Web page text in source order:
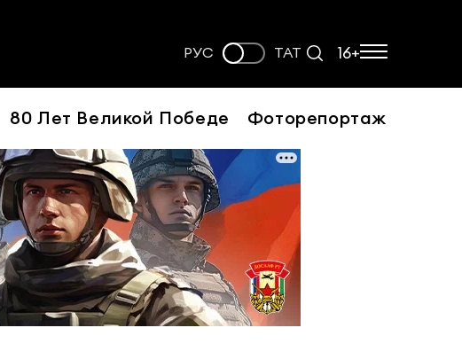
РУС ТАТ 16+
80 Лет Великой Победе Фоторепортаж